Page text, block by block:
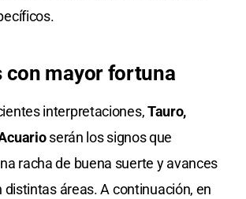
con mayor fortuna
interpretaciones,Tauro,
serán los signos que
racha de buena suerte y avances
distintas áreas. A continuación, en